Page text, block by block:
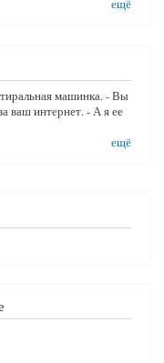
ещё
машинка. - Вы
ваш интернет. - А я ее
ещё